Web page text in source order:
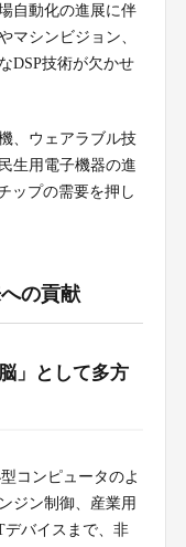
自動化の進展に伴
マシンビジョン、
DSP技術が欠かせ
、ウェアラブル技
生用電子機器の進
ップの需要を押し
の貢献
」として多方
コンピュータのよ
ジン制御、産業用
デバイスまで、非